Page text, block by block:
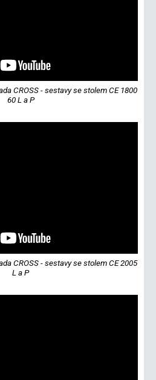
CROSS - sestavy se stolem CE 1800
60 L a P
CROSS - sestavy se stolem CE 2005
L a P